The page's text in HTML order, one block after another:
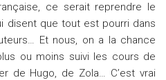
ce serait reprendre le
disent que tout est pourri dans
Et nous, on a la chance
ou moins suivi les cours de
de Hugo, de Zola… C’est vrai